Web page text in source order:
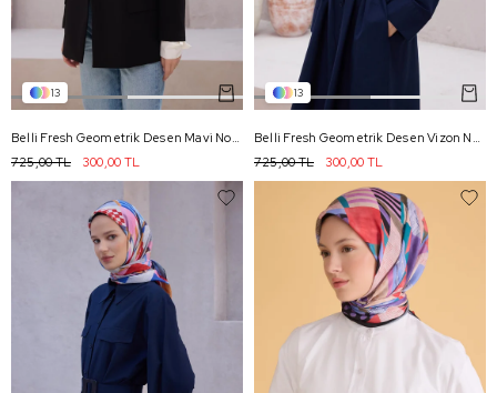
13
Belli Fresh Geometrik Desen Mavi Nova Eşarp 1010 - 19
300,00 TL
725,00 TL
13
Belli Fresh Geometrik Desen Vizon Nova Eşarp 1010 - 13
300,00 TL
725,00 TL